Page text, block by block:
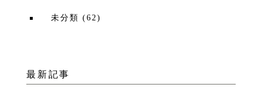
未分類 (62)
最新記事